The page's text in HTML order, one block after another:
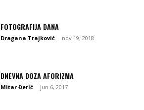
FOTOGRAFIJA DANA
Dragana Trajković - nov 19, 2018
DNEVNA DOZA AFORIZMA
Mitar Đerić - jun 6, 2017